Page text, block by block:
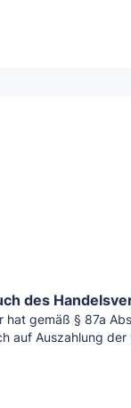
des
hat gemäß § 87a
auf Auszahlung